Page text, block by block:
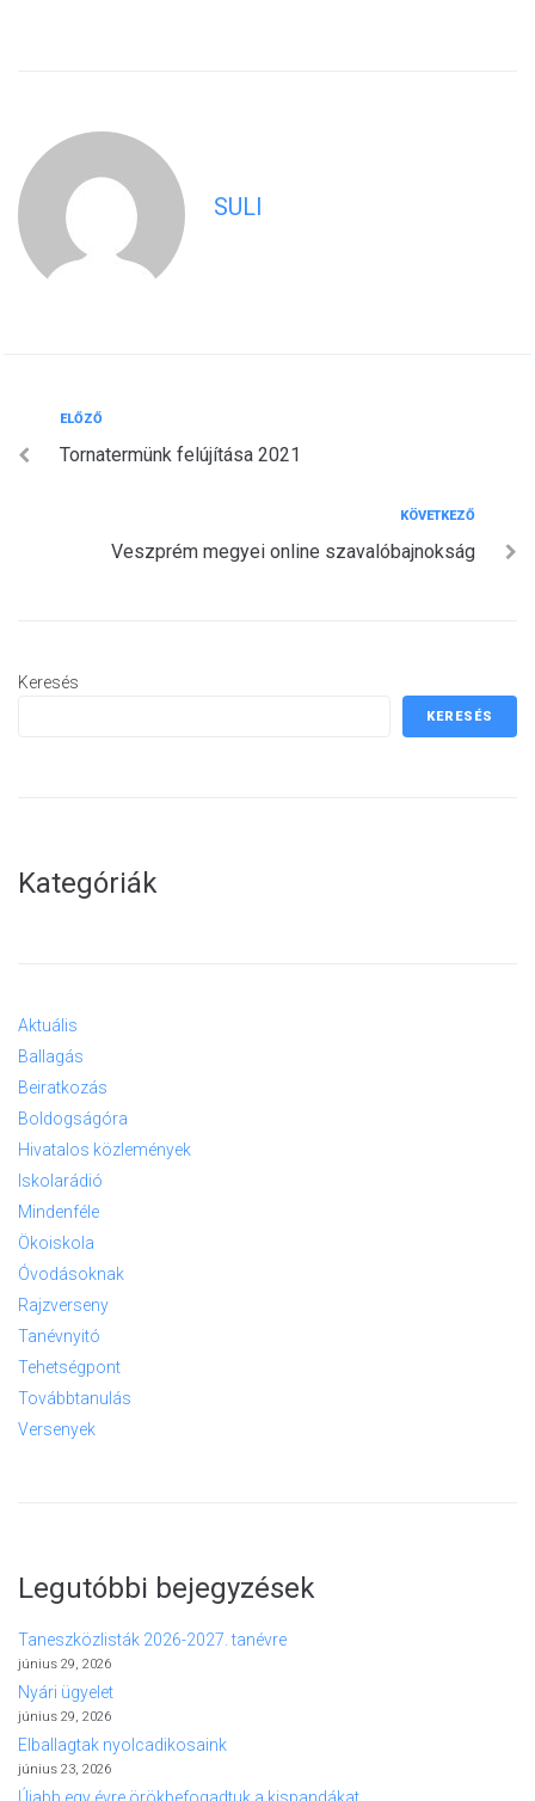
SULI
Bejegyzés
navigáció
Előző
ELŐZŐ
Tornatermünk felújítása 2021
KÖVETKEZŐ
Veszprém megyei online szavalóbajnokság
Keresés
KERESÉS
Kategóriák
Aktuális
Ballagás
Beiratkozás
Boldogságóra
Hivatalos közlemények
Iskolarádió
Mindenféle
Ökoiskola
Óvodásoknak
Rajzverseny
Tanévnyitó
Tehetségpont
Továbbtanulás
Versenyek
Legutóbbi bejegyzések
Taneszközlisták 2026-2027. tanévre
június 29, 2026
Nyári ügyelet
június 29, 2026
Elballagtak nyolcadikosaink
június 23, 2026